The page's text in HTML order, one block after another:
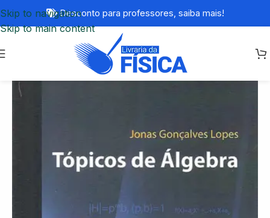
Skip to navigation
Skip to main content
Desconto para professores, saiba mais!